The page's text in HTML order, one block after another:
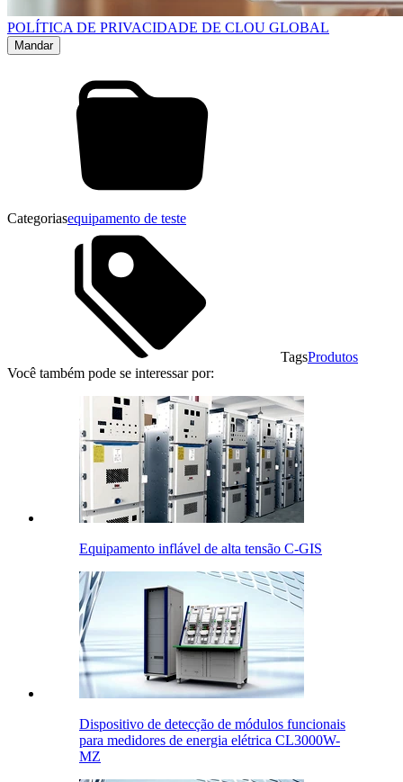
POLÍTICA DE PRIVACIDADE DE CLOU GLOBAL
Categoriasequipamento de teste
TagsProdutos
Você também pode se interessar por:
Equipamento inflável de alta tensão C-GIS
Dispositivo de detecção de módulos funcionais
para medidores de energia elétrica CL3000W-
MZ